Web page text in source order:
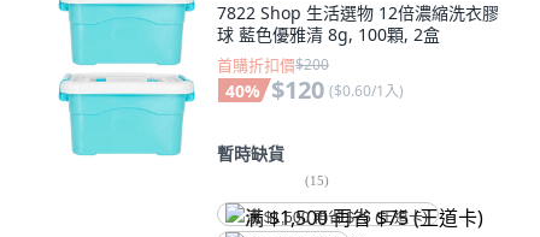
7822 Shop 生活選物 12倍濃縮洗衣膠
球 藍色優雅清 8g, 100顆, 2盒
首購折扣價$200
40% $120 ($0.60/1入)
暫時缺貨
(15)
满 $1,500 再省 $75 (王道卡)